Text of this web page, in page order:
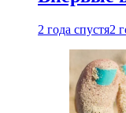
2 года спустя2